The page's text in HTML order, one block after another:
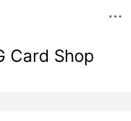
Card Shop